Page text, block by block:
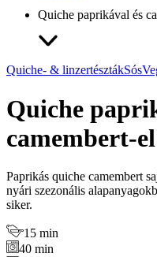
Quiche paprikával és
Quiche- & linzertésztákSós
Quiche
camembert-el
Paprikás quiche camembert
nyári szezonális
siker.
15 min
40 min